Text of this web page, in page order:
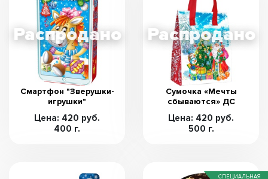
Смартфон "Зверушки-
игрушки"
Цена: 420 руб.
400 г.
Сумочка «Мечты
сбываются» ДС
Цена: 420 руб.
500 г.
СПЕЦИАЛЬНАЯ